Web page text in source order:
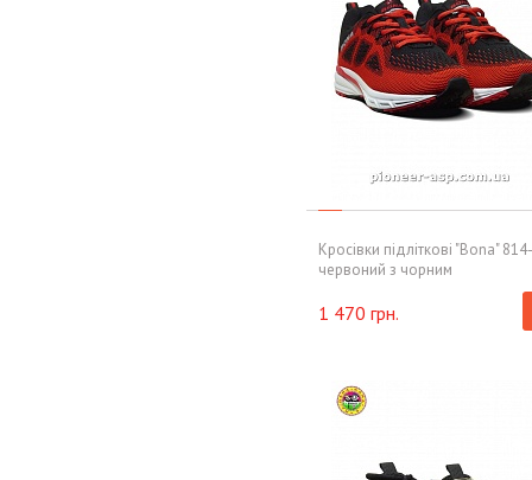
Кросівки підліткові "Bona"
червоний з чорним
1 470 грн.